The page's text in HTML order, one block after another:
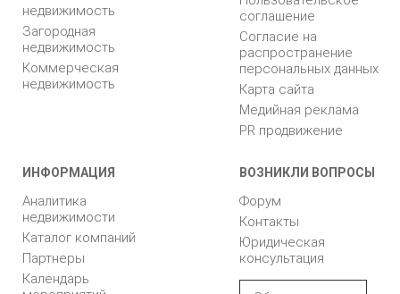
недвижимость
Загородная
недвижимость
Коммерческая
недвижимость
соглашение
Согласие на
распространение
персональных данных
Карта сайта
Медийная реклама
PR продвижение
ИНФОРМАЦИЯ
Аналитика
недвижимости
Каталог компаний
Партнеры
Календарь
ВОЗНИКЛИ ВОПРОСЫ
Форум
Контакты
Юридическая
консультация